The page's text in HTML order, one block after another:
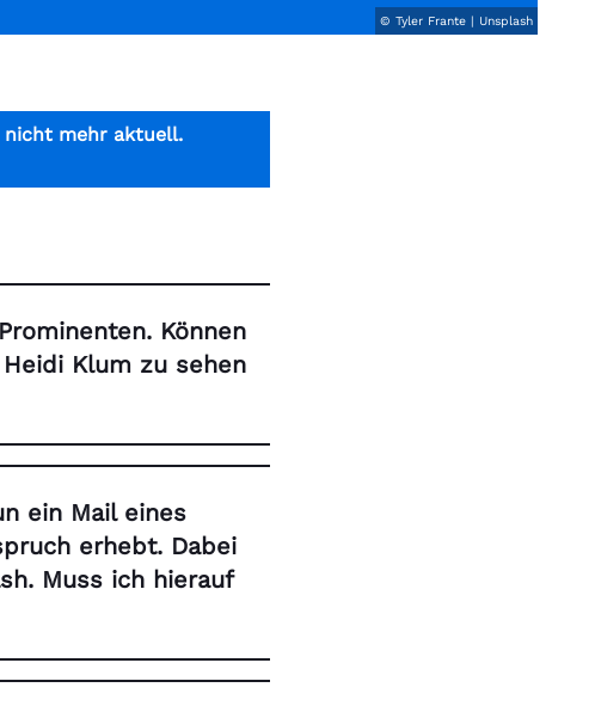
© Tyler Frante | Unsplash
nicht mehr aktuell.
Können
Klum zu sehen
ein Mail eines
erhebt. Dabei
Muss ich hierauf